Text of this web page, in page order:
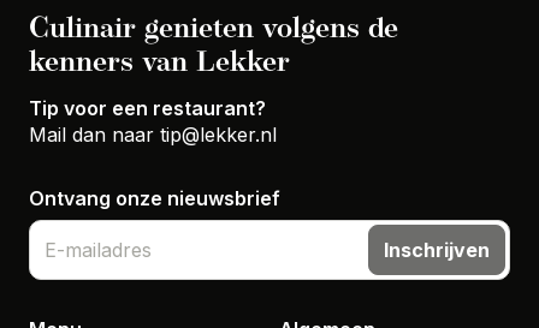
Culinair genieten volgens de
kenners van Lekker
Tip voor een restaurant?
Mail dan naar tip@lekker.nl
Ontvang onze nieuwsbrief
Inschrijven